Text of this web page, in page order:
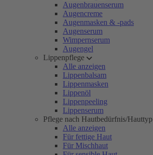
Augenbrauenserum
Augencreme
Augenmasken & -pads
Augenserum
Wimpernserum
Augengel
Lippenpflege
Alle anzeigen
Lippenbalsam
Lippenmasken
Lippenöl
Lippenpeeling
Lippenserum
Pflege nach Hautbedürfnis/Hauttyp
Alle anzeigen
Für fettige Haut
Für Mischhaut